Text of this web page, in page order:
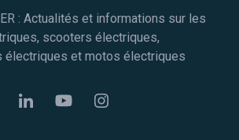
: Actualités et informations sur les
scooters électriques,
électriques et motos électriques
LinkekinYoutubeInstagram